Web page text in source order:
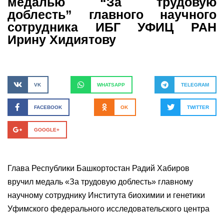
доблесть” главного научного
сотрудника ИБГ УФИЦ РАН
Ирину Хидиятову
VK WHATSAPP TELEGRAM
FACEBOOK OK TWITTER
GOOGLE+
Глава Республики Башкортостан Радий Хабиров
вручил медаль «За трудовую доблесть» главному
научному сотруднику Института биохимии и генетики
Уфимского федерального исследовательского центра